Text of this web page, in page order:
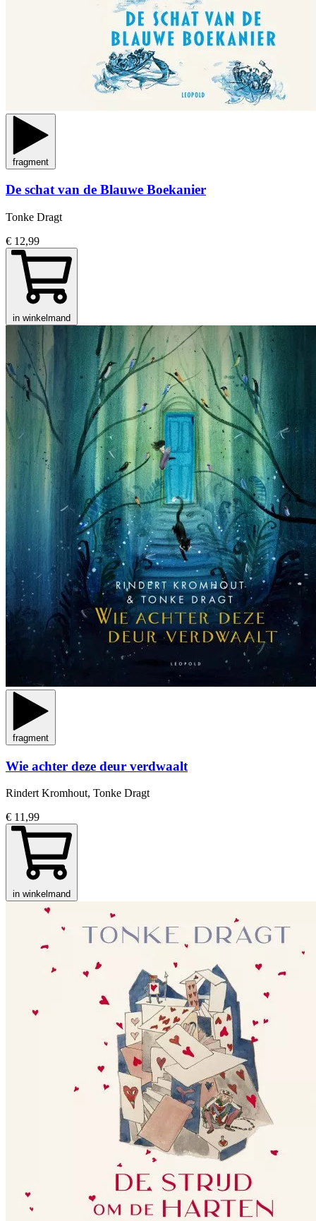
fragment
De schat van de Blauwe Boekanier
Tonke Dragt
€ 12,99
in winkelmand
fragment
Wie achter deze deur verdwaalt
Rindert Kromhout, Tonke Dragt
€ 11,99
in winkelmand